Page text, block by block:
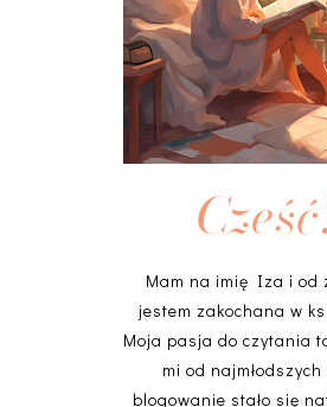
Mam na imię Iza i od
jestem zakochana w
Moja pasja do czytania
mi od
blogowanie stało się